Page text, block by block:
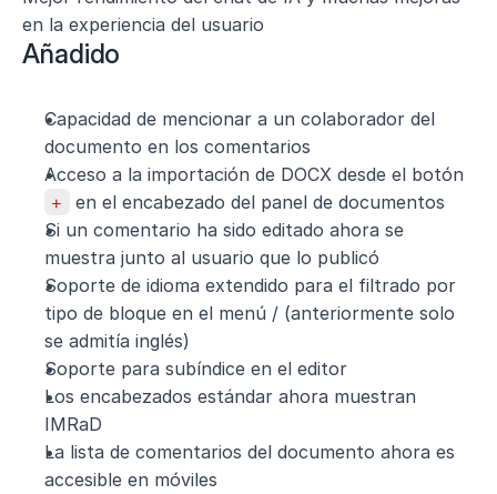
en la experiencia del usuario
Añadido
Capacidad de mencionar a un colaborador del
documento en los comentarios
+
en el encabezado del panel de documentos
Si un comentario ha sido editado ahora se
muestra junto al usuario que lo publicó
Soporte de idioma extendido para el filtrado por
tipo de bloque en el menú / (anteriormente solo
se admitía inglés)
Soporte para subíndice en el editor
Los encabezados estándar ahora muestran
IMRaD
La lista de comentarios del documento ahora es
accesible en móviles